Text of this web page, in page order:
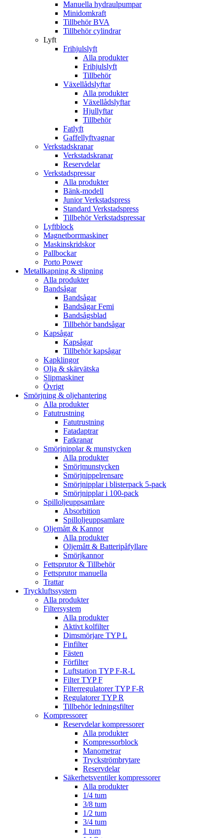
Manuella hydraulpumpar
Minidomkraft
Tillbehör BVA
Tillbehör cylindrar
Lyft
Frihjulslyft
Alla produkter
Frihjulslyft
Tillbehör
Växellådslyftar
Alla produkter
Växellådslyftar
Hjullyftar
Tillbehör
Fatlyft
Gaffellyftvagnar
Verkstadskranar
Verkstadskranar
Reservdelar
Verkstadspressar
Alla produkter
Bänk-modell
Junior Verkstadspress
Standard Verkstadspress
Tillbehör Verkstadspressar
Lyftblock
Magnetborrmaskiner
Maskinskridskor
Pallbockar
Porto Power
Metallkapning & slipning
Alla produkter
Bandsågar
Bandsågar
Bandsågar Femi
Bandsågsblad
Tillbehör bandsågar
Kapsågar
Kapsågar
Tillbehör kapsågar
Kapklingor
Olja & skärvätska
Slipmaskiner
Övrigt
Smörjning & oljehantering
Alla produkter
Fatutrustning
Fatutrustning
Fatadaptrar
Fatkranar
Smörjnipplar & munstycken
Alla produkter
Smörjmunstycken
Smörjnippelrensare
Smörjnipplar i blisterpack 5-pack
Smörjnipplar i 100-pack
Spilloljeuppsamlare
Absorbition
Spilloljeuppsamlare
Oljemått & Kannor
Alla produkter
Oljemått & Batteripåfyllare
Smörjkannor
Fettsprutor & Tillbehör
Fettsprutor manuella
Trattar
Tryckluftssystem
Alla produkter
Filtersystem
Alla produkter
Aktivt kolfilter
Dimsmörjare TYP L
Finfilter
Fästen
Förfilter
Luftstation TYP F-R-L
Filter TYP F
Filterregulatorer TYP F-R
Regulatorer TYP R
Tillbehör ledningsfilter
Kompressorer
Reservdelar kompressorer
Alla produkter
Kompressorblock
Manometrar
Tryckströmbrytare
Reservdelar
Säkerhetsventiler kompressorer
Alla produkter
1/4 tum
3/8 tum
1/2 tum
3/4 tum
1 tum